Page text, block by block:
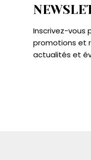
Inscrivez-vous
promotions et
actualités et